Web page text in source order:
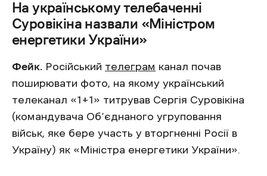
На українському телебаченні
Суровікіна назвали «Міністром
енергетики України»
Фейк. Російський телеграм канал почав
поширювати фото, на якому український
телеканал «1+1» титрував Сергія Суровікіна
(командувача Об’єднаного угруповання
військ, яке бере участь у вторгненні Росії в
Україну) як «Міністра енергетики України».